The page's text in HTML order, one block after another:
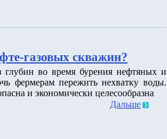
газовых скважин?
глубин во время бурения нефтяных и
фермерам пережить нехватку воды.
и экономически целесообразна
Дальше